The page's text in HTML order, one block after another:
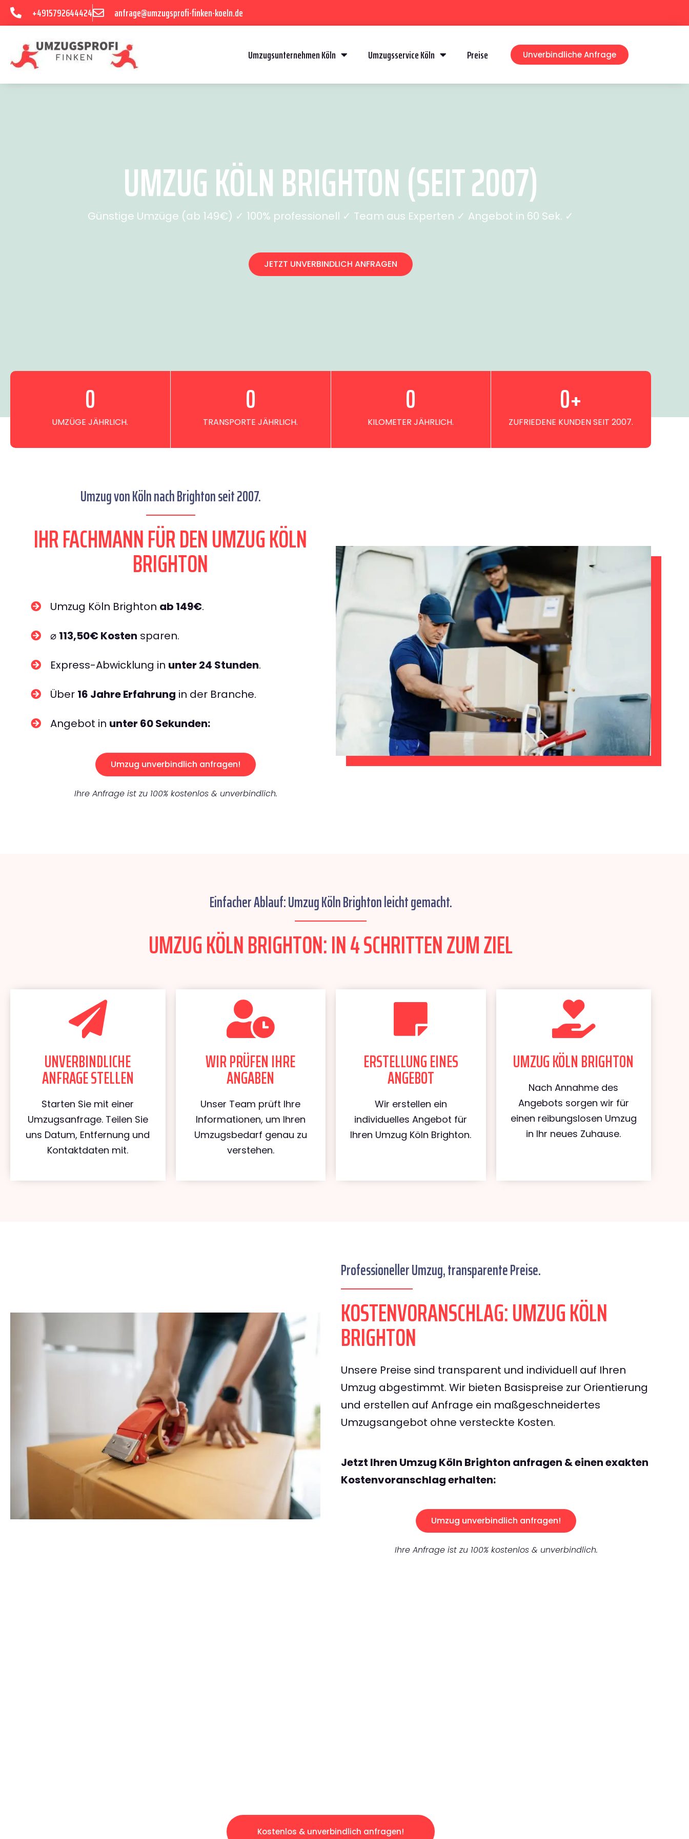
+4915792644424 anfrage@umzugsprofi-finken-koeln.de
Umzugsunternehmen Köln Umzugsservice Köln Preise Unverbindliche Anfrage
UMZUG KÖLN BRIGHTON (SEIT 2007)
Günstige Umzüge (ab 149€) ✓ 100% professionell ✓ Team aus Experten ✓ Angebot in 60 Sek. ✓
JETZT UNVERBINDLICH ANFRAGEN
UMZÜGE JÄHRLICH.
0
TRANSPORTE JÄHRLICH.
0
KILOMETER JÄHRLICH.
0
ZUFRIEDENE KUNDEN SEIT 2007.
0+
Umzug von Köln nach Brighton seit 2007.
IHR FACHMANN FÜR DEN UMZUG KÖLN
BRIGHTON
Umzug Köln Brighton ab 149€.
⌀ 113,50€ Kosten sparen.
Express-Abwicklung in unter 24 Stunden.
Über 16 Jahre Erfahrung in der Branche.
Angebot in unter 60 Sekunden:
Umzug unverbindlich anfragen!
Ihre Anfrage ist zu 100% kostenlos & unverbindlich.
Einfacher Ablauf: Umzug Köln Brighton leicht gemacht.
UMZUG KÖLN BRIGHTON: IN 4 SCHRITTEN ZUM ZIEL
UNVERBINDLICHE
ANFRAGE STELLEN
Starten Sie mit einer
Umzugsanfrage. Teilen Sie
uns Datum, Entfernung und
Kontaktdaten mit.
WIR PRÜFEN IHRE
ANGABEN
Unser Team prüft Ihre
Informationen, um Ihren
Umzugsbedarf genau zu
verstehen.
ERSTELLUNG EINES
ANGEBOT
Wir erstellen ein
individuelles Angebot für
Ihren Umzug Köln Brighton.
UMZUG KÖLN BRIGHTON
Nach Annahme des
Angebots sorgen wir für
einen reibungslosen Umzug
in Ihr neues Zuhause.
Professioneller Umzug, transparente Preise.
KOSTENVORANSCHLAG: UMZUG KÖLN
BRIGHTON
Unsere Preise sind transparent und individuell auf Ihren
Umzug abgestimmt. Wir bieten Basispreise zur Orientierung
und erstellen auf Anfrage ein maßgeschneidertes
Umzugsangebot ohne versteckte Kosten.
Jetzt Ihren Umzug Köln Brighton anfragen & einen exakten
Kostenvoranschlag erhalten:
Umzug unverbindlich anfragen!
Ihre Anfrage ist zu 100% kostenlos & unverbindlich.
Kostenlos & unverbindlich anfragen!